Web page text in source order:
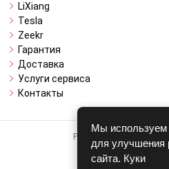
LiXiang
Tesla
Zeekr
Гарантия
Доставка
Услуги сервиса
Контакты
Работает на системе
CARRO.
Мы используем
для улучшения
сайта. Куки